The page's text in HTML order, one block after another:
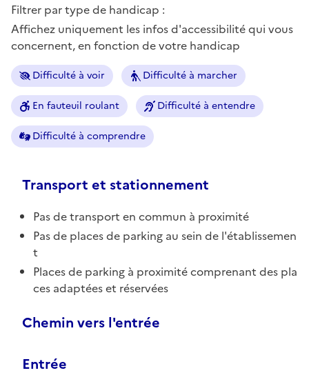
Filtrer par type de handicap :
Affichez uniquement les infos d'accessibilité qui vous
concernent, en fonction de votre handicap
Difficulté à voir Difficulté à marcher
En fauteuil roulant Difficulté à entendre
Difficulté à comprendre
Transport et stationnement
Pas de transport en commun à proximité
Pas de places de parking au sein de l'établissemen
t
Places de parking à proximité comprenant des pla
ces adaptées et réservées
Chemin vers l'entrée
Entrée